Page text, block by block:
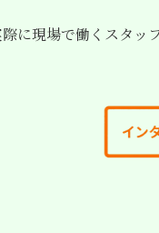
に現場で働くスタッ